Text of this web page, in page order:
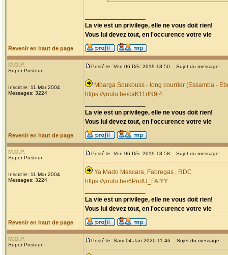
La vie est un privilege, elle ne vous doit rien!
Vous lui devez tout, en l'occurence votre vie
Revenir en haut de page
M.O.P.
Super Posteur
Inscrit le: 11 Mar 2004
Messages: 3224
Posté le: Ven 06 Déc 2019 13:50 Sujet du message:
Mbarga Soukouss - long courrier (Essamba -
https://youtu.be/caK11rIN9j4
La vie est un privilege, elle ne vous doit rien!
Vous lui devez tout, en l'occurence votre vie
Revenir en haut de page
M.O.P.
Super Posteur
Inscrit le: 11 Mar 2004
Messages: 3224
Posté le: Ven 06 Déc 2019 13:58 Sujet du message:
Ya Mado Mascara, Fabregas , RDC
https://youtu.be/6PndU_FAtYY
La vie est un privilege, elle ne vous doit rien!
Vous lui devez tout, en l'occurence votre vie
Revenir en haut de page
M.O.P.
Super Posteur
Posté le: Sam 04 Jan 2020 11:46 Sujet du message: